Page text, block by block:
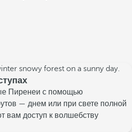
Пиренеи с помощью
— днем или при свете полной
вам доступ к волшебству